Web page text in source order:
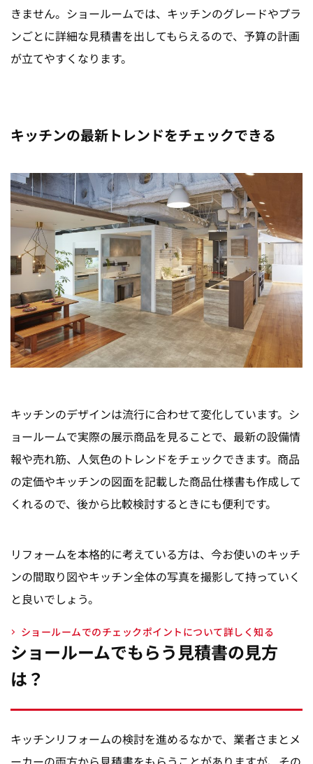
きません。ショールームでは、キッチンのグレードやプラ
ンごとに詳細な見積書を出してもらえるので、予算の計画
が立てやすくなります。
キッチンの最新トレンドをチェックできる
キッチンのデザインは流行に合わせて変化しています。シ
ョールームで実際の展示商品を見ることで、最新の設備情
報や売れ筋、人気色のトレンドをチェックできます。商品
の定価やキッチンの図面を記載した商品仕様書も作成して
くれるので、後から比較検討するときにも便利です。
リフォームを本格的に考えている方は、今お使いのキッチ
ンの間取り図やキッチン全体の写真を撮影して持っていく
と良いでしょう。
ショールームでのチェックポイントについて詳しく知る
ショールームでもらう見積書の見方
は？
キッチンリフォームの検討を進めるなかで、業者さまとメ